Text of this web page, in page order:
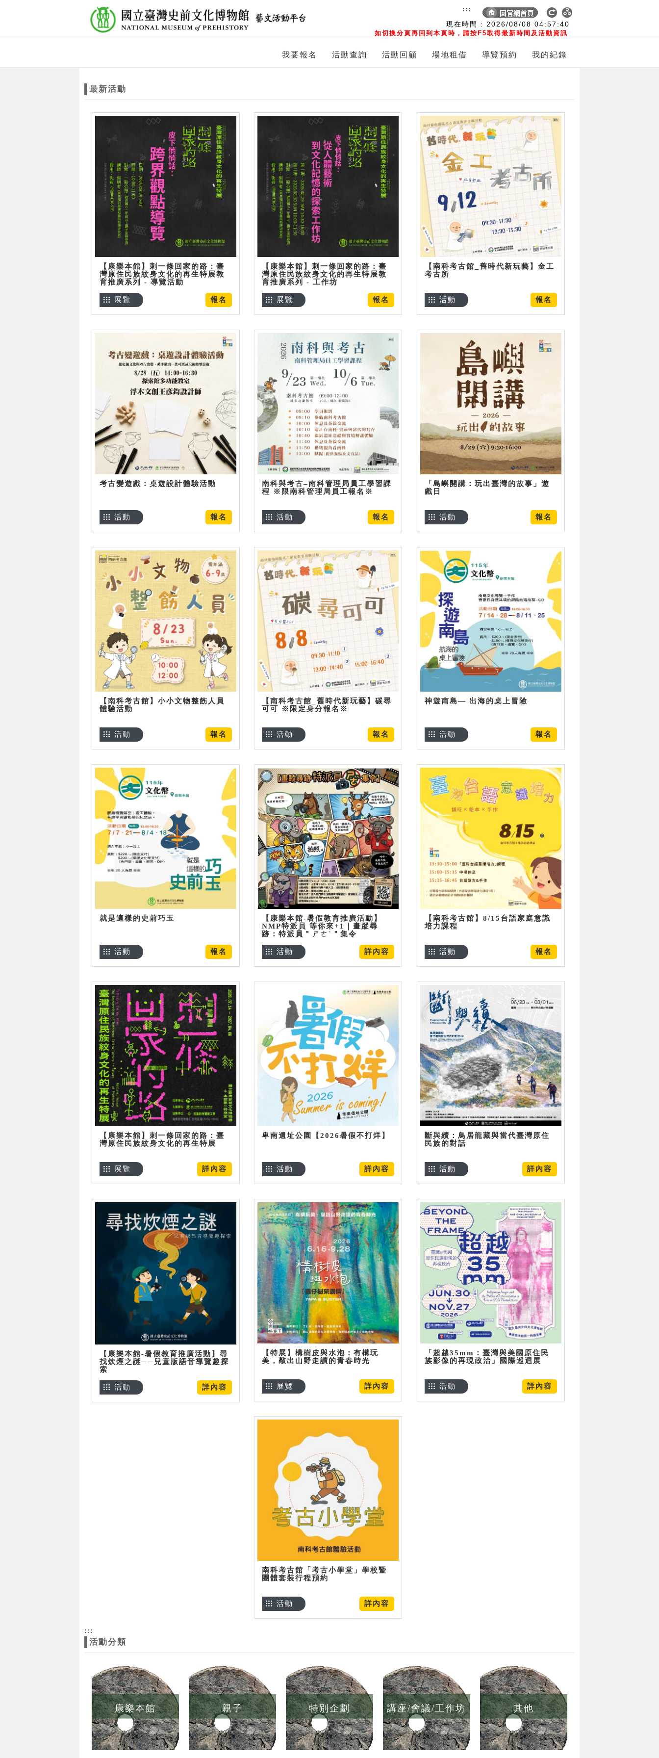
現在時間 : 2026/08/08 04:57:41
如切換分頁再回到本頁時，請按F5取得最新時間及活動資訊
:::
我要報名 活動查詢 活動回顧 場地租借 導覽預約 我的紀錄
最新活動
【康樂本館】刺一條回家的路：臺
灣原住民族紋身文化的再生特展教
育推廣系列 - 導覽活動
報名
展覽
【康樂本館】刺一條回家的路：臺
灣原住民族紋身文化的再生特展教
育推廣系列 - 工作坊
報名
展覽
【南科考古館_舊時代新玩藝】金工
考古所
報名
活動
考古變遊戲：桌遊設計體驗活動
報名
活動
南科與考古–南科管理局員工學習課
程 ※限南科管理局員工報名※
報名
活動
「島嶼開講：玩出臺灣的故事」遊
戲日
報名
活動
【南科考古館】小小文物整飭人員
體驗活動
報名
活動
【南科考古館_舊時代新玩藝】碳尋
可可 ※限定身分報名※
報名
活動
神遊南島— 出海的桌上冒險
報名
活動
就是這樣的史前巧玉
報名
活動
【康樂本館-暑假教育推廣活動】
NMP特派員 等你來+1｜畫蹤尋
跡：特派員＂ㄕㄜˋ＂集令
詳內容
活動
【南科考古館】8/15台語家庭意識
培力課程
報名
活動
【康樂本館】刺一條回家的路：臺
灣原住民族紋身文化的再生特展
詳內容
展覽
卑南遺址公園【2026暑假不打烊】
詳內容
活動
斷與續：鳥居龍藏與當代臺灣原住
民族的對話
詳內容
活動
【康樂本館-暑假教育推廣活動】尋
找炊煙之謎──兒童版語音導覽趣探
索
詳內容
活動
【特展】構樹皮與水泡：有構玩
美，敲出山野走讀的青春時光
詳內容
展覽
「超越35mm：臺灣與美國原住民
族影像的再現政治」國際巡迴展
詳內容
活動
南科考古館「考古小學堂」學校暨
團體套裝行程預約
詳內容
活動
:::
活動分類
康樂本館 親子 特別企劃 講座/會議/工作坊 其他